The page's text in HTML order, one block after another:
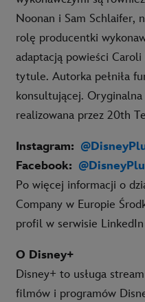
Noonan i Sam Schlaifer,
rolę producentki
adaptacją powieści
tytule. Autorka pełniła
konsultującej.
realizowana przez 20th
Instagram:
Facebook:
Po więcej informacji o
Company w Europie
profil w serwisie LinkedIn
O Disney+
Disney+ to usługa
filmów i programów